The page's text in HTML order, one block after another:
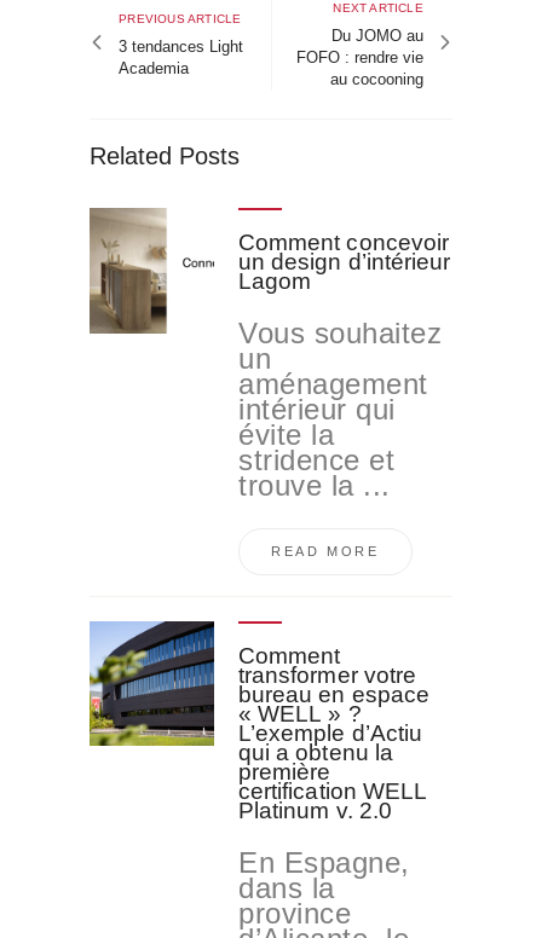
l’article
Previous
article
PREVIOUS ARTICLE
3 tendances Light
Academia
Next
article
NEXT ARTICLE
Du JOMO au
FOFO : rendre vie
au cocooning
Related Posts
Comment concevoir
un design d’intérieur
Lagom
Vous souhaitez
un
aménagement
intérieur qui
évite la
stridence et
trouve la ...
READ MORE
Comment
transformer votre
bureau en espace
« WELL » ?
L’exemple d’Actiu
qui a obtenu la
première
certification WELL
Platinum v. 2.0
En Espagne,
dans la
province